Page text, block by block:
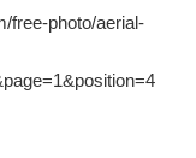
free-photo/aerial-